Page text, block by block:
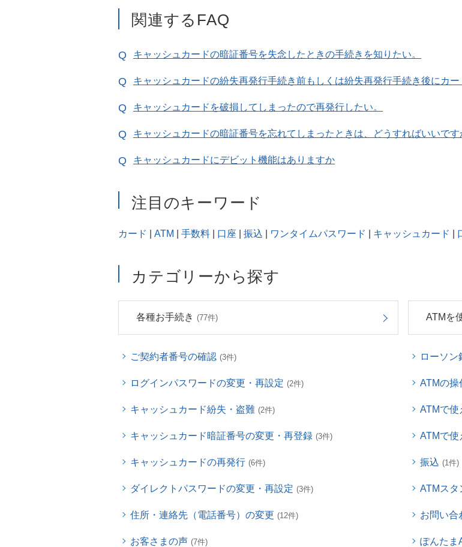
関連するFAQ
キャッシュカードの暗証番号を失念したときの手続きを知りたい。
キャッシュカードの紛失再発行手続き前もしくは紛失再発行手続き後にカ
キャッシュカードを破損してしまったので再発行したい。
キャッシュカードの暗証番号を忘れてしまったときは、どうすればいいです
キャッシュカードにデビット機能はありますか
注目のキーワード
カード ATM 手数料 口座 振込 ワンタイムパスワード キャッシュカード
カテゴリーから探す
各種お手続き (77件)
ご契約者番号の確認 (3件)
ログインパスワードの変更・再設定 (2件)
キャッシュカード紛失・盗難 (2件)
キャッシュカード暗証番号の変更・再登録 (3件)
キャッシュカードの再発行 (6件)
ダイレクトパスワードの変更・再設定 (3件)
住所・連絡先（電話番号）の変更 (12件)
お客さまの声 (7件)
ATMを
ローソン
ATMの操
ATMで使
ATMで使
振込 (1件)
ATMスタ
お問い合
ぽんたま